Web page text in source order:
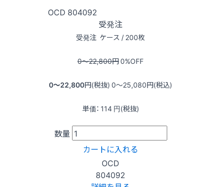
OCD 804092
受発注
受発注 ケース / 200枚
0〜22,800円0%OFF
0〜22,800円(税抜) 0〜25,080円(税込)
単価： 114 円(税抜)
数量
カートに入れる
OCD
804092